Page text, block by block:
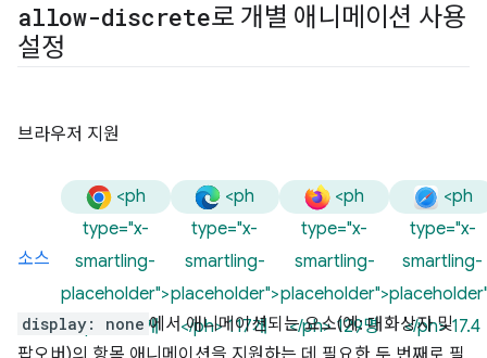
allow-discrete로 개별 애니메이션 사용
설정
브라우저 지원
<ph
type="x-
smartling-
placeholder">
</ph> 117개
<ph
type="x-
smartling-
placeholder">
</ph> 117개
<ph
type="x-
smartling-
placeholder">
</ph> 129명
<ph
type="x-
smartling-
</ph> 17.4
소스
display: none 에서 애니메이션되는 요소(예: 대화상자 및